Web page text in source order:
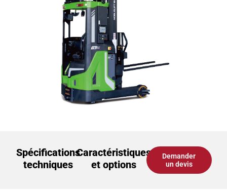
Spécifications
techniques
Caractéristiques
et options
Demander
un devis